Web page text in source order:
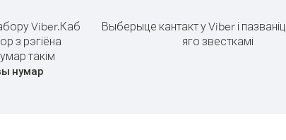
Viber.Каб
з рэгіёна
такім
нумар
Выберыце кантакт у Viber і
яго звесткамі